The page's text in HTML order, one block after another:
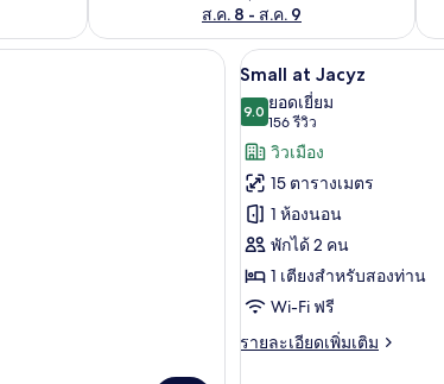
ส.ค. 8 - ส.ค. 9
Dark at Jacyz No windows | เครื่องนอนระดับพรีเมียม, มินิบาร์, ตู้
เปิด
ภาพถ่าย
ทั้งหมด
ของ
Small
at
Jacyz
3
Small at Jacyz
9.09.0 จาก 10
ยอดเยี่ยม
156 รีวิว
(156
รีวิว)
วิวเมือง
15 ตารางเมตร
1 ห้องนอน
พักได้ 2 คน
1 เตียงสำหรับสองท่าน
Wi-Fi ฟรี
รายละเอียดเพิ่มเติม
ราย